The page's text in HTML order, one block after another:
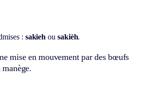
: sakieh ou sakièh.
mise en mouvement par des bœufs